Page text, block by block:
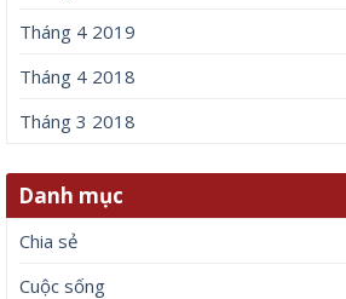
Tháng 4 2019
Tháng 4 2018
Tháng 3 2018
Danh mục
Chia sẻ
Cuộc sống